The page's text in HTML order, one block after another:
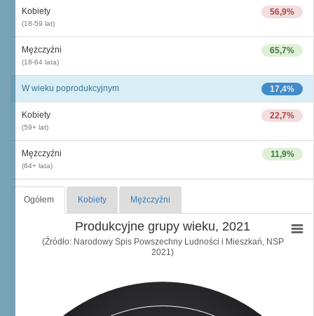
56,9%
Kobiety
(18-59 lat)
65,7%
Mężczyźni
(18-64 lata)
17,4%
W wieku poprodukcyjnym
22,7%
Kobiety
(59+ lat)
11,9%
Mężczyźni
(64+ lata)
Ogółem Kobiety Mężczyźni
Produkcyjne grupy wieku, 2021
(Źródło: Narodowy Spis Powszechny Ludności i Mieszkań, NSP
2021)